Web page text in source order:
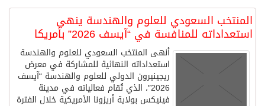
مدينة الملك سلمان للطاقة “سبارك” توقع اتفاقية تطوير مصانع جاهزة ومتخصصة في مجال الطاقة
كسوة الكعبة تعتلي البيت العتيق
المنتخب السعودي للعلوم والهندسة ينهي
استعداداته للمنافسة في “آيسف 2026” بأمريكا
أنهى المنتخب السعودي للعلوم والهندسة
استعداداته النهائية للمشاركة في معرض
ريجينيرون الدولي للعلوم والهندسة “آيسف
2026″، الذي تُقام فعالياته في مدينة
فينيكس بولاية أريزونا الأمريكية خلال الفترة